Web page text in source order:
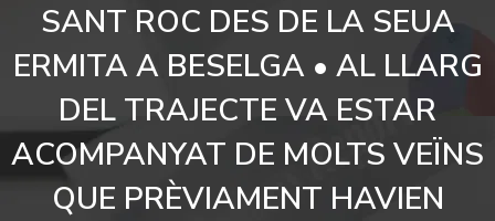
SANT ROC DES DE LA SEUA
ERMITA A BESELGA • AL LLARG
DEL TRAJECTE VA ESTAR
ACOMPANYAT DE MOLTS VEÏNS
QUE PRÈVIAMENT HAVIEN